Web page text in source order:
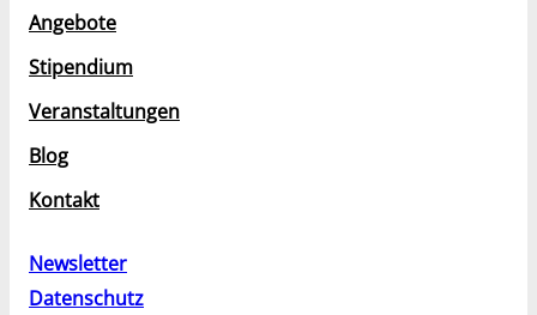
Angebote
Stipendium
Veranstaltungen
Blog
Kontakt
Newsletter
Datenschutz